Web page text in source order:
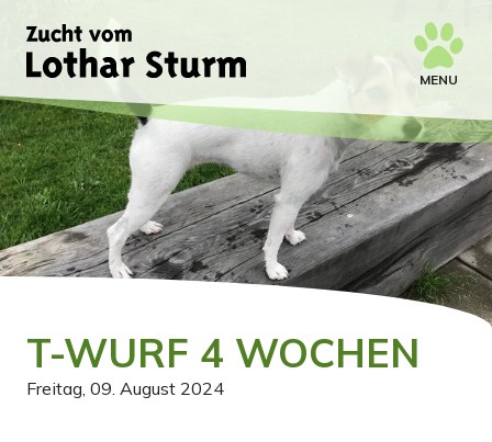
MENU
T-WURF 4 WOCHEN
Freitag, 09. August 2024